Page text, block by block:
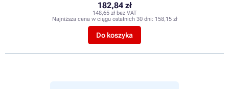
182,84 zł
148,65 zł bez VAT
Najniższa cena w ciągu ostatnich 30 dni: 158,15 zł
Do koszyka